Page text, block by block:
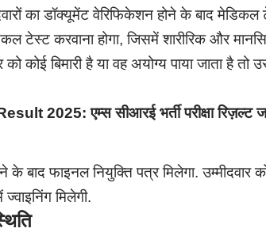
का डॉक्यूमेंट वेरिफिकेशन होने के बाद मेडिकल
टेस्ट करवाना होगा, जिसमें शारीरिक और
को कोई बिमारी है या वह अयोग्य पाया जाता है
2025: एम्स सीआरई भर्ती परीक्षा रिज़ल्ट
बाद फाइनल नियुक्ति पत्र मिलेगा. उम्मीदवार
मिलेगी.